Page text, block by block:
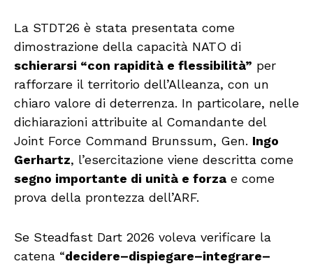
La STDT26 è stata presentata come
dimostrazione della capacità NATO di
schierarsi “con rapidità e flessibilità” per
rafforzare il territorio dell’Alleanza, con un
chiaro valore di deterrenza. In particolare, nelle
dichiarazioni attribuite al Comandante del
Joint Force Command Brunssum, Gen. Ingo
Gerhartz, l’esercitazione viene descritta come
segno importante di unità e forza e come
prova della prontezza dell’ARF.
Se Steadfast Dart 2026 voleva verificare la
catena “decidere–dispiegare–integrare–